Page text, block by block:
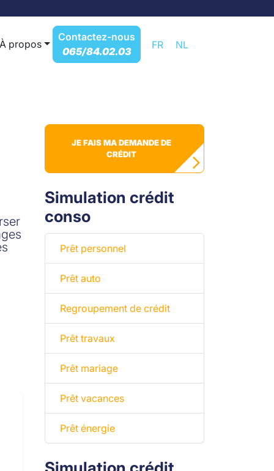
FR NL
Contactez-nous
065/84.02.03
À propos
JE FAIS MA DEMANDE DE
CRÉDIT
Simulation crédit
conso
Prêt personnel
Prêt auto
Regroupement de crédit
Prêt travaux
Prêt mariage
Prêt vacances
Prêt énergie